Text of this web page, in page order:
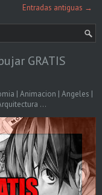
Entradas antiguas →
GRATIS
| Animacion | Angeles |
...